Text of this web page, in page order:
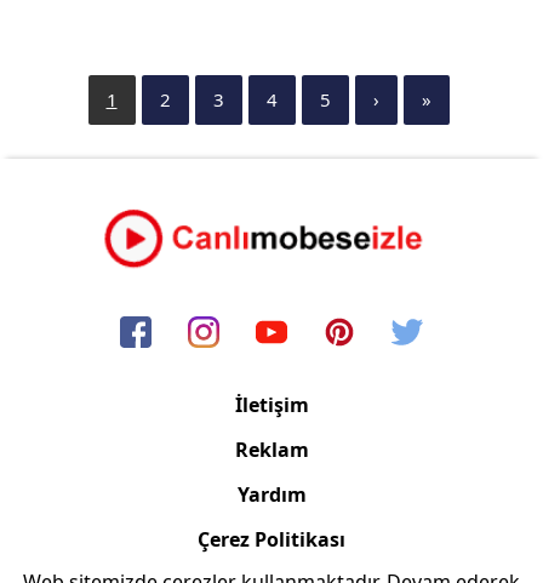
1 2 3 4 5 › »
İletişim
Reklam
Yardım
Çerez Politikası